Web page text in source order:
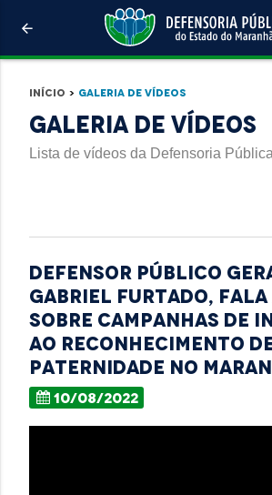
arrow_back
Início > Galeria de Vídeos
Galeria de Vídeos
Lista de vídeos da Defensoria
Defensor Público
Gabriel Furtado, fala à
sobre campanhas de
ao reconhecimento
paternidade no
10/08/2022